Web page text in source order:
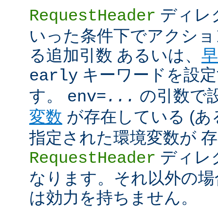
RequestHeader ディレ
いった条件下でアクシ
る追加引数 あるいは、
early キーワードを設
す。 env=... の引数で
変数 が存在している (
指定された環境変数が
RequestHeader ディレ
なります。それ以外の
は効力を持ちません。